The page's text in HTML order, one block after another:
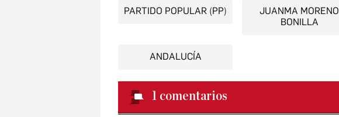
PARTIDO POPULAR (PP)
JUANMA MORENO
BONILLA
ANDALUCÍA
1 comentarios